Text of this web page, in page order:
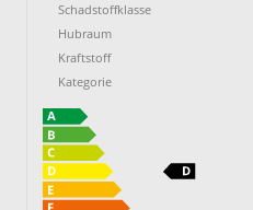
Schadstoffklasse
Hubraum
Kraftstoff
Kategorie